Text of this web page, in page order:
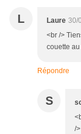
L Laure 30/
<br />
couette
Répondre
S
/>